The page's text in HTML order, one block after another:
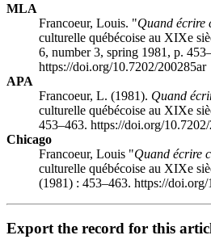
MLA
Francoeur, Louis. "Quand écrire
culturelle québécoise au XIXe
6, number 3, spring 1981, p.
https://doi.org/10.7202/200285ar
APA
Francoeur, L. (1981). Quand
culturelle québécoise au XIXe
453–463. https://doi.org/
Chicago
Francoeur, Louis "Quand écrire
culturelle québécoise au XIXe
(1981) : 453–463. https://
Export the record for this